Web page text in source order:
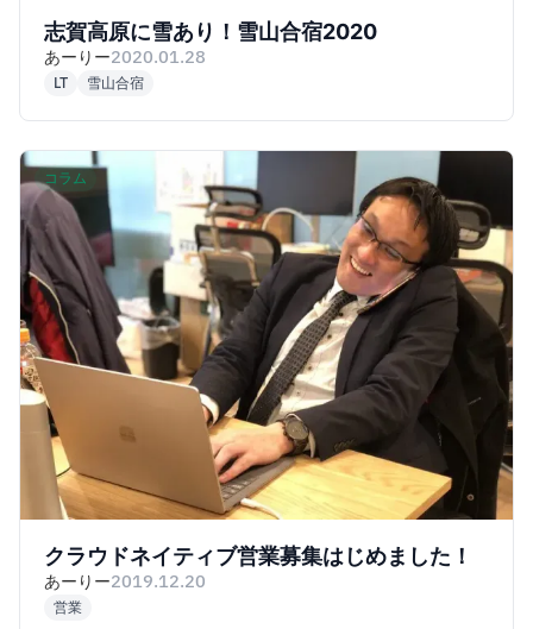
志賀高原に雪あり！雪山合宿2020
あーりー2020.01.28
LT 雪山合宿
コラム
クラウドネイティブ営業募集はじめました！
あーりー2019.12.20
営業